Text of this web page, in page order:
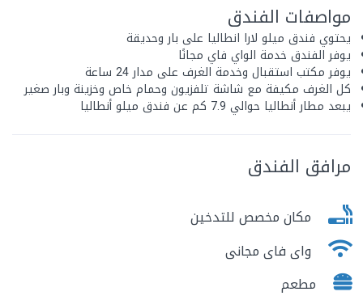
مواصفات الفندق
يحتوي فندق ميلو لارا انطاليا على بار وحديقة
يوفر الفندق خدمة الواي فاي مجانًا
يوفر مكتب استقبال وخدمة الغرف على مدار 24 ساعة
كل الغرف مكيفة مع شاشة تلفزيون وحمام خاص وخزينة وبار صغير
يبعد مطار أنطاليا حوالي 7.9 كم عن فندق ميلو أنطاليا
مرافق الفندق
مكان مخصص للتدخين
واى فاى مجانى
مطعم